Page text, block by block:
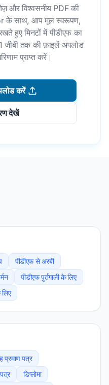
और विश्वसनीय PDF की
के साथ, आप मूल स्वरूपण,
हुए मिनटों में पीडीएफ का
तक की फ़ाइलें अपलोड
प्राप्त करें।
करें
देखें
पीडीएफ से अरबी
पीडीएफ पुर्तगाली के लिए
लिए
प्रमाण पत्र
डिप्लोमा